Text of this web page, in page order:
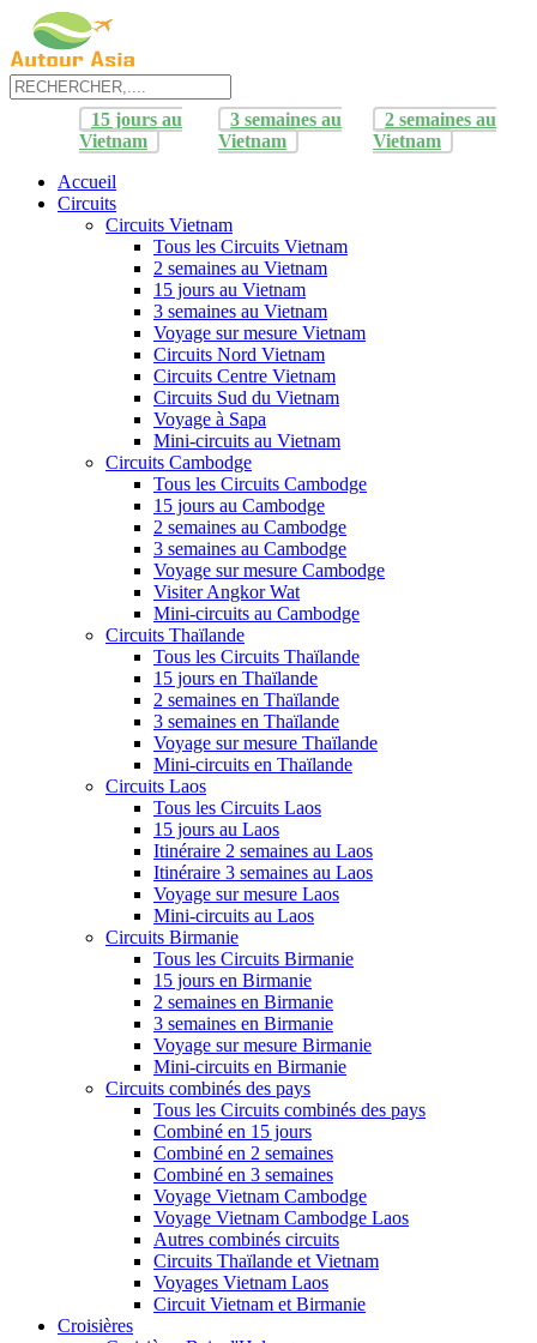
15 jours au
Vietnam
3 semaines au
Vietnam
2 semaines au
Vietnam
Accueil
Circuits
Circuits Vietnam
Tous les Circuits Vietnam
2 semaines au Vietnam
15 jours au Vietnam
3 semaines au Vietnam
Voyage sur mesure Vietnam
Circuits Nord Vietnam
Circuits Centre Vietnam
Circuits Sud du Vietnam
Voyage à Sapa
Mini-circuits au Vietnam
Circuits Cambodge
Tous les Circuits Cambodge
15 jours au Cambodge
2 semaines au Cambodge
3 semaines au Cambodge
Voyage sur mesure Cambodge
Visiter Angkor Wat
Mini-circuits au Cambodge
Circuits Thaïlande
Tous les Circuits Thaïlande
15 jours en Thaïlande
2 semaines en Thaïlande
3 semaines en Thaïlande
Voyage sur mesure Thaïlande
Mini-circuits en Thaïlande
Circuits Laos
Tous les Circuits Laos
15 jours au Laos
Itinéraire 2 semaines au Laos
Itinéraire 3 semaines au Laos
Voyage sur mesure Laos
Mini-circuits au Laos
Circuits Birmanie
Tous les Circuits Birmanie
15 jours en Birmanie
2 semaines en Birmanie
3 semaines en Birmanie
Voyage sur mesure Birmanie
Mini-circuits en Birmanie
Circuits combinés des pays
Tous les Circuits combinés des pays
Combiné en 15 jours
Combiné en 2 semaines
Combiné en 3 semaines
Voyage Vietnam Cambodge
Voyage Vietnam Cambodge Laos
Autres combinés circuits
Circuits Thaïlande et Vietnam
Voyages Vietnam Laos
Circuit Vietnam et Birmanie
Croisières